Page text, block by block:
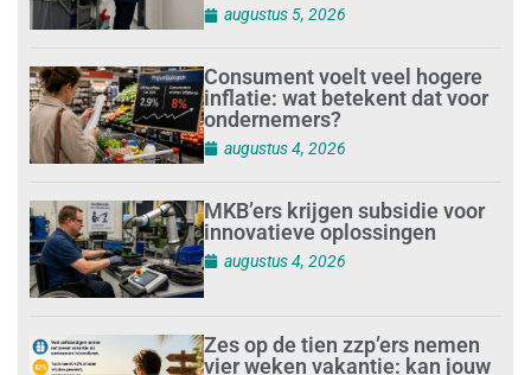
augustus 5, 2026
Consument voelt veel hogere
inflatie: wat betekent dat voor
ondernemers?
augustus 4, 2026
MKB’ers krijgen subsidie voor
innovatieve oplossingen
augustus 4, 2026
Zes op de tien zzp’ers nemen
vier weken vakantie: kan jouw